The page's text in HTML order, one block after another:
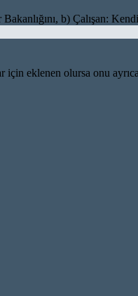
b) Çalışan:
eklenen olursa onu